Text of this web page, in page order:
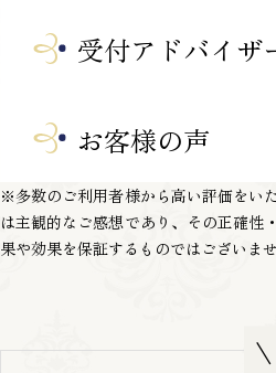
受付アドバイザ
お客様の声
※多数のご利用者様から高い評価をい
は主観的なご感想であり、その正確性
果や効果を保証するものではございませ
\